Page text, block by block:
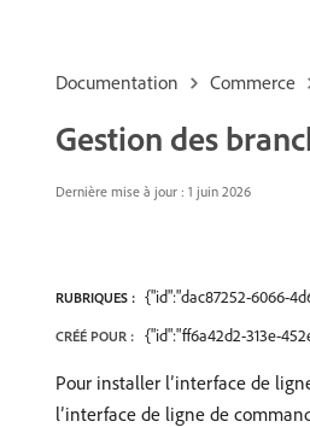
Documentation Commerce
Gestion des
Dernière mise à jour : 1 juin 2026
RUBRIQUES : {"id":"dac87252-6066-
CRÉÉ POUR : {"id":"ff6a42d2-313e-
Pour installer l’interface de
l’interface de ligne de